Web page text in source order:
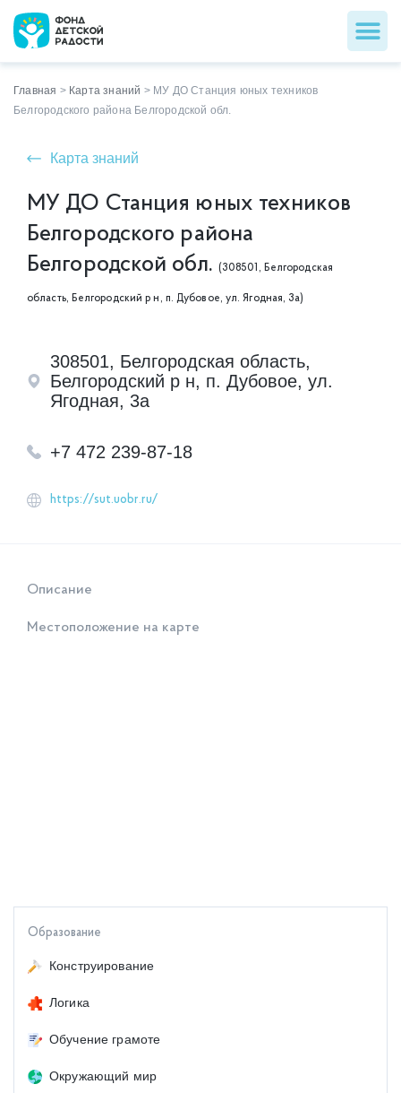
Главная > Карта знаний > МУ ДО Станция юных техников
Белгородского района Белгородской обл.
Карта знаний
МУ ДО Станция юных техников
Белгородского района
Белгородской обл. (308501, Белгородская
область, Белгородский р н, п. Дубовое, ул. Ягодная, 3а)
308501, Белгородская область,
Белгородский р н, п. Дубовое, ул.
Ягодная, 3а
+7 472 239-87-18
https://sut.uobr.ru/
Описание
Местоположение на карте
Образование
Конструирование
Логика
Обучение грамоте
Окружающий мир